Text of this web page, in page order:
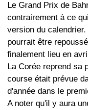
Le Grand Prix de
contrairement à ce
version du
pourrait être
finalement lieu en
La Corée reprend sa
course était prévue
d'année dans le
A noter qu'il y aura